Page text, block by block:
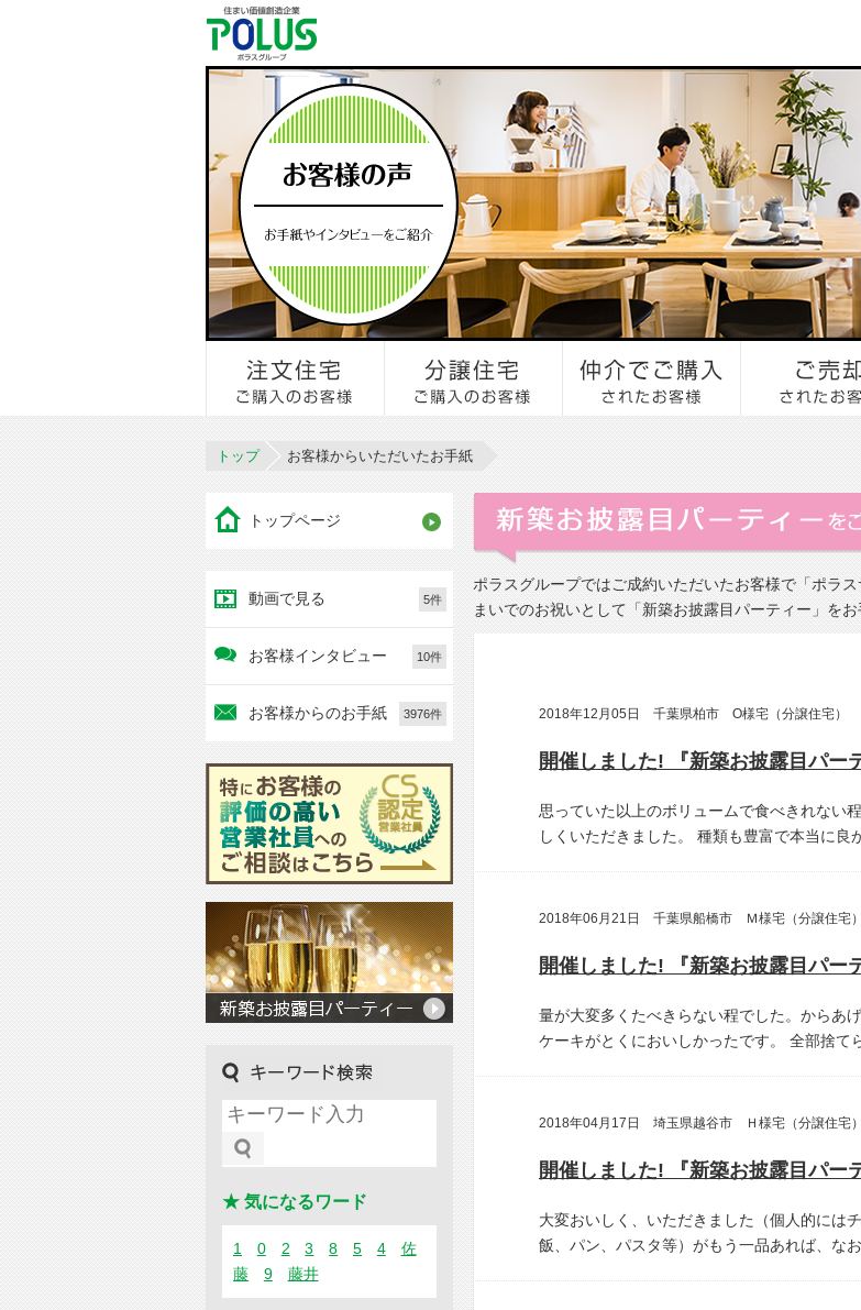
トップ お客様からいただいたお手紙
ポラスグループではご成約いただいたお客様で「ポラ
まいでのお祝いとして「新築お披露目パーティー」をお
2018年12月05日 千葉県柏市 O様宅（分譲住宅）
思っていた以上のボリュームで食べきれない
しくいただきました。
種類も豊富で本当に良
2018年06月21日 千葉県船橋市 Ｍ様宅（分譲住宅）
量が大変多くたべきらない程でした。からあ
ケーキがとくにおいしかったです。
全部捨て
2018年04月17日 埼玉県越谷市 Ｈ様宅（分譲住宅）
大変おいしく、いただきました（個人的には
飯、パン、パスタ等）がもう一品あれば、な
トップページ
動画で見る 5件
お客様インタビュー 10件
お客様からのお手紙 3976件
★ 気になるワード
1 0 2 3 8 5 4
佐
藤
9 藤井